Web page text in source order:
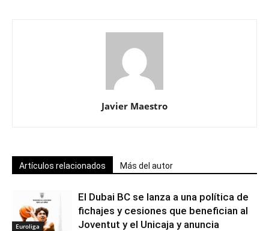
Javier Maestro
Artículos relacionados Más del autor
Euroliga
El Dubai BC se lanza a una política de
fichajes y cesiones que benefician al
Joventut y el Unicaja y anuncia